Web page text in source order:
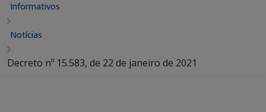
Informativos
Notícias
Decreto nº 15.583, de 22 de janeiro de 2021